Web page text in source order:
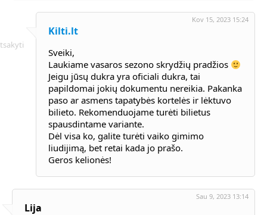
Kilti.lt
Kov 15, 2023 15:24
Sveiki,
Laukiame vasaros sezono skrydžių pradžios
Jeigu jūsų dukra yra oficiali dukra, tai
papildomai jokių dokumentu nereikia. Pakanka
paso ar asmens tapatybės kortelės ir lėktuvo
bilieto. Rekomenduojame turėti bilietus
spausdintame variante.
Dėl visa ko, galite turėti vaiko gimimo
liudijimą, bet retai kada jo prašo.
Geros kelionės!
Lija
Sau 9, 2023 13:14